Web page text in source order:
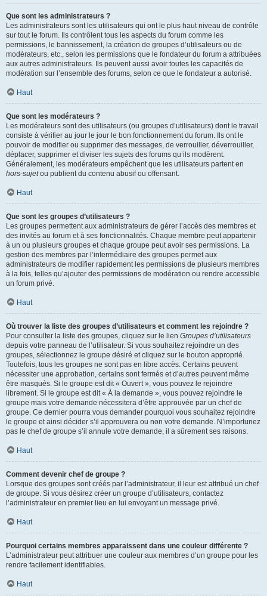
Que sont les administrateurs ?
Les administrateurs sont les utilisateurs qui ont le plus haut niveau de contrôle
sur tout le forum. Ils contrôlent tous les aspects du forum comme les
permissions, le bannissement, la création de groupes d’utilisateurs ou de
modérateurs, etc., selon les permissions que le fondateur du forum a attribuées
aux autres administrateurs. Ils peuvent aussi avoir toutes les capacités de
modération sur l’ensemble des forums, selon ce que le fondateur a autorisé.
Haut
Que sont les modérateurs ?
Les modérateurs sont des utilisateurs (ou groupes d’utilisateurs) dont le travail
consiste à vérifier au jour le jour le bon fonctionnement du forum. Ils ont le
pouvoir de modifier ou supprimer des messages, de verrouiller, déverrouiller,
déplacer, supprimer et diviser les sujets des forums qu’ils modèrent.
Généralement, les modérateurs empêchent que les utilisateurs partent en
hors-sujetou publient du contenu abusif ou offensant.
Haut
Que sont les groupes d’utilisateurs ?
Les groupes permettent aux administrateurs de gérer l’accès des membres et
des invités au forum et à ses fonctionnalités. Chaque membre peut appartenir
à un ou plusieurs groupes et chaque groupe peut avoir ses permissions. La
gestion des membres par l’intermédiaire des groupes permet aux
administrateurs de modifier rapidement les permissions de plusieurs membres
à la fois, telles qu’ajouter des permissions de modération ou rendre accessible
un forum privé.
Haut
Où trouver la liste des groupes d’utilisateurs et comment les rejoindre ?
Pour consulter la liste des groupes, cliquez sur le lien Groupes d’utilisateurs
depuis votre panneau de l’utilisateur. Si vous souhaitez rejoindre un des
groupes, sélectionnez le groupe désiré et cliquez sur le bouton approprié.
Toutefois, tous les groupes ne sont pas en libre accès. Certains peuvent
nécessiter une approbation, certains sont fermés et d’autres peuvent même
être masqués. Si le groupe est dit « Ouvert », vous pouvez le rejoindre
librement. Si le groupe est dit « À la demande », vous pouvez rejoindre le
groupe mais votre demande nécessitera d’être approuvée par un chef de
groupe. Ce dernier pourra vous demander pourquoi vous souhaitez rejoindre
le groupe et ainsi décider s’il approuvera ou non votre demande. N’importunez
pas le chef de groupe s’il annule votre demande, il a sûrement ses raisons.
Haut
Comment devenir chef de groupe ?
Lorsque des groupes sont créés par l’administrateur, il leur est attribué un chef
de groupe. Si vous désirez créer un groupe d’utilisateurs, contactez
l’administrateur en premier lieu en lui envoyant un message privé.
Haut
Pourquoi certains membres apparaissent dans une couleur différente ?
L’administrateur peut attribuer une couleur aux membres d’un groupe pour les
rendre facilement identifiables.
Haut